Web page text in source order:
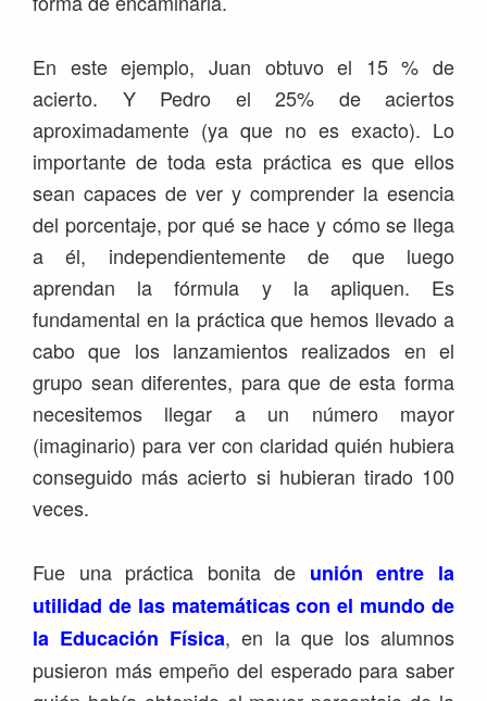
En este ejemplo, Juan obtuvo el 15 % de
acierto. Y Pedro el 25% de aciertos
aproximadamente (ya que no es exacto). Lo
importante de toda esta práctica es que ellos
sean capaces de ver y comprender la esencia
del porcentaje, por qué se hace y cómo se llega
a él, independientemente de que luego
aprendan la fórmula y la apliquen. Es
fundamental en la práctica que hemos llevado a
cabo que los lanzamientos realizados en el
grupo sean diferentes, para que de esta forma
necesitemos llegar a un número mayor
(imaginario) para ver con claridad quién hubiera
conseguido más acierto si hubieran tirado 100
veces.
Fue una práctica bonita de unión entre la
utilidad de las matemáticas con el mundo de
la Educación Física, en la que los alumnos
pusieron más empeño del esperado para saber